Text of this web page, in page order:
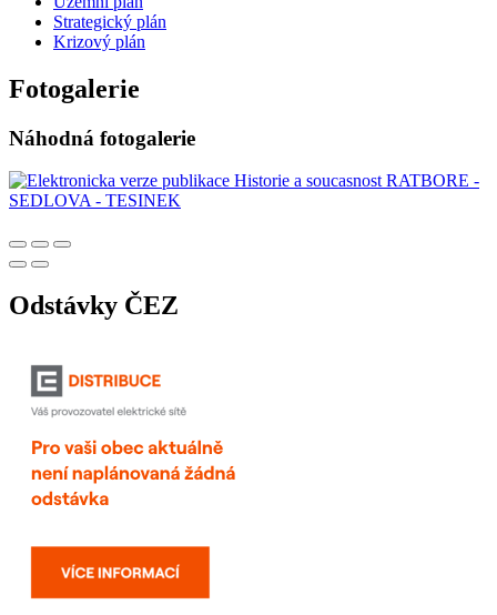
Strategický plán
Krizový plán
Fotogalerie
Náhodná fotogalerie
Odstávky ČEZ